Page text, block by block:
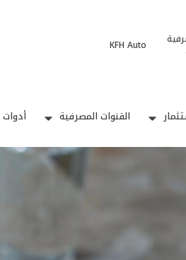
KFH Auto
القنوات المصرفية